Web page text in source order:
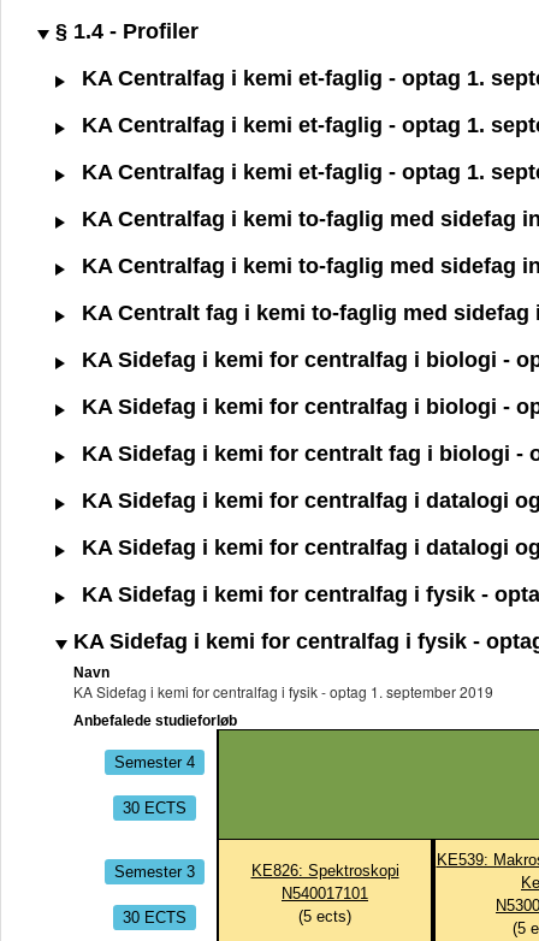
§ 1.4 - Profiler
KA Centralfag i kemi et-faglig - optag 1.
KA Centralfag i kemi et-faglig - optag 1.
KA Centralfag i kemi et-faglig - optag 1.
KA Centralfag i kemi to-faglig med sidefag
KA Centralfag i kemi to-faglig med sidefag
KA Centralt fag i kemi to-faglig med
KA Sidefag i kemi for centralfag i biologi -
KA Sidefag i kemi for centralfag i biologi -
KA Sidefag i kemi for centralt fag i biologi -
KA Sidefag i kemi for centralfag i datalogi
KA Sidefag i kemi for centralfag i datalogi
KA Sidefag i kemi for centralfag i fysik -
KA Sidefag i kemi for centralfag i fysik -
Navn
KA Sidefag i kemi for centralfag i fysik - optag 1. september 2019
Anbefalede studieforløb
Semester 4
30 ECTS
Semester 3
30 ECTS
KE826: Spektroskopi
N540017101
(5 ects)
KE539:
(5